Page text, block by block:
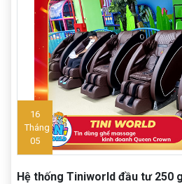
16
Tháng
05
Hệ thống Tiniworld đầu tư 250